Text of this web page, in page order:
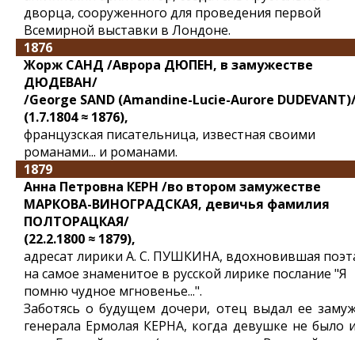
дворца, сооруженного для проведения первой
Всемирной выставки в Лондоне.
1876
Жорж САНД /Аврора ДЮПЕН, в замужестве
ДЮДЕВАН/
/George SAND (Amandine-Lucie-Aurore
(1.7.1804 ≈ 1876),
французская писательница, известная своими
романами... и романами.
1879
Анна Петровна КЕРН /во втором замужестве
МАРКОВА-ВИНОГРАДСКАЯ, девичья фамилия
ПОЛТОРАЦКАЯ/
(22.2.1800 ≈ 1879),
адресат лирики А. С. ПУШКИНА, вдохновившая
на самое знаменитое в русской лирике послание "Я
помню чудное мгновенье...".
Заботясь о будущем дочери, отец выдал ее
генерала Ермолая КЕРНА, когда девушке не было